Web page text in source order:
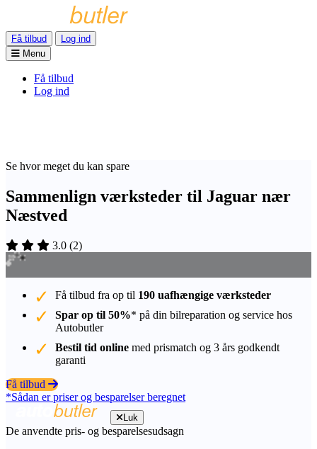
Få tilbud
Log ind
Menu
Få tilbud
Log ind
Se hvor meget du kan spare
Sammenlign værksteder til Jaguar nær
Næstved
3.0 (2)
Få tilbud fra op til 190 uafhængige værksteder
Spar op til 50%* på din bilreparation og service hos
Autobutler
Bestil tid online med prismatch og 3 års godkendt
garanti
Få tilbud
*Sådan er priser og besparelser beregnet
Luk
De anvendte pris- og besparelsesudsagn